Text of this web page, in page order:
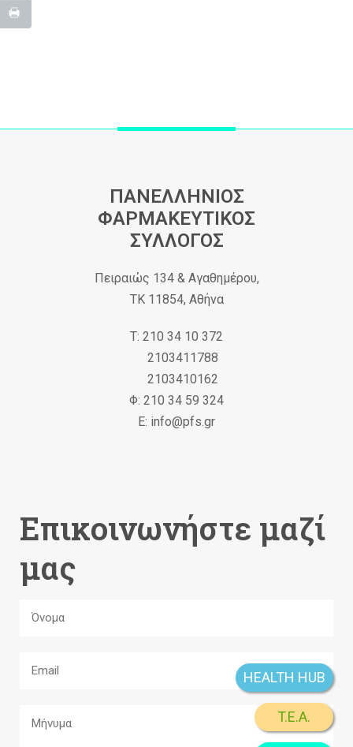
ΠΑΝΕΛΛΗΝΙΟΣ
ΦΑΡΜΑΚΕΥΤΙΚΟΣ
ΣΥΛΛΟΓΟΣ
Πειραιώς 134 & Αγαθημέρου,
ΤΚ 11854, Αθήνα
Τ: 210 34 10 372
2103411788
2103410162
Φ: 210 34 59 324
Ε: info@pfs.gr
Επικοινωνήστε μαζί
μας
T.E.A.
HEALTH HUB